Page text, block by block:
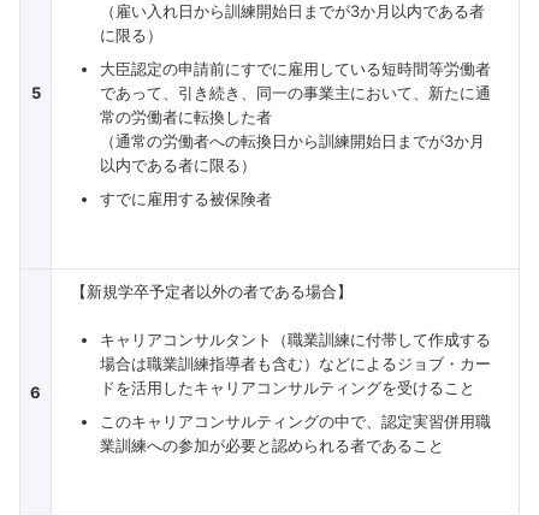
5
（雇い入れ日から訓練開始日までが3か月以内である者
に限る）
大臣認定の申請前にすでに雇用している短時間等労働者
であって、引き続き、同一の事業主において、新たに通
常の労働者に転換した者
（通常の労働者への転換日から訓練開始日までが3か月
以内である者に限る）
すでに雇用する被保険者
6
【新規学卒予定者以外の者である場合】
キャリアコンサルタント（職業訓練に付帯して作成する
場合は職業訓練指導者も含む）などによるジョブ・カー
ドを活用したキャリアコンサルティングを受けること
このキャリアコンサルティングの中で、認定実習併用職
業訓練への参加が必要と認められる者であること